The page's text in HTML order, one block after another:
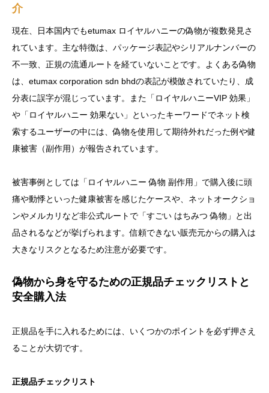
介
現在、日本国内でもetumax ロイヤルハニーの偽物が複数発見さ
れています。主な特徴は、パッケージ表記やシリアルナンバーの
不一致、正規の流通ルートを経ていないことです。よくある偽物
は、etumax corporation sdn bhdの表記が模倣されていたり、成
分表に誤字が混じっています。また「ロイヤルハニーVIP 効果」
や「ロイヤルハニー 効果ない」といったキーワードでネット検
索するユーザーの中には、偽物を使用して期待外れだった例や健
康被害（副作用）が報告されています。
被害事例としては「ロイヤルハニー 偽物 副作用」で購入後に頭
痛や動悸といった健康被害を感じたケースや、ネットオークショ
ンやメルカリなど非公式ルートで「すごい はちみつ 偽物」と出
品されるなどが挙げられます。信頼できない販売元からの購入は
大きなリスクとなるため注意が必要です。
偽物から身を守るための正規品チェックリストと
安全購入法
正規品を手に入れるためには、いくつかのポイントを必ず押さえ
ることが大切です。
正規品チェックリスト